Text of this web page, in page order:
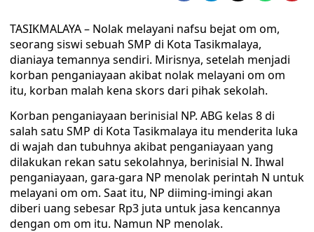
TASIKMALAYA – Nolak melayani nafsu bejat om om,
seorang siswi sebuah SMP di Kota Tasikmalaya,
dianiaya temannya sendiri. Mirisnya, setelah menjadi
korban penganiayaan akibat nolak melayani om om
itu, korban malah kena skors dari pihak sekolah.
Korban penganiayaan berinisial NP. ABG kelas 8 di
salah satu SMP di Kota Tasikmalaya itu menderita luka
di wajah dan tubuhnya akibat penganiayaan yang
dilakukan rekan satu sekolahnya, berinisial N. Ihwal
penganiayaan, gara-gara NP menolak perintah N untuk
melayani om om. Saat itu, NP diiming-imingi akan
diberi uang sebesar Rp3 juta untuk jasa kencannya
dengan om om itu. Namun NP menolak.